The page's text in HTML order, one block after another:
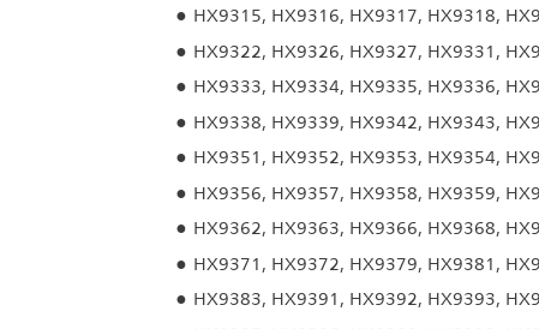
HX9315, HX9316, HX9317, HX9318,
HX9322, HX9326, HX9327, HX9331,
HX9333, HX9334, HX9335, HX9336,
HX9338, HX9339, HX9342, HX9343,
HX9351, HX9352, HX9353, HX9354,
HX9356, HX9357, HX9358, HX9359,
HX9362, HX9363, HX9366, HX9368,
HX9371, HX9372, HX9379, HX9381,
HX9383, HX9391, HX9392, HX9393,